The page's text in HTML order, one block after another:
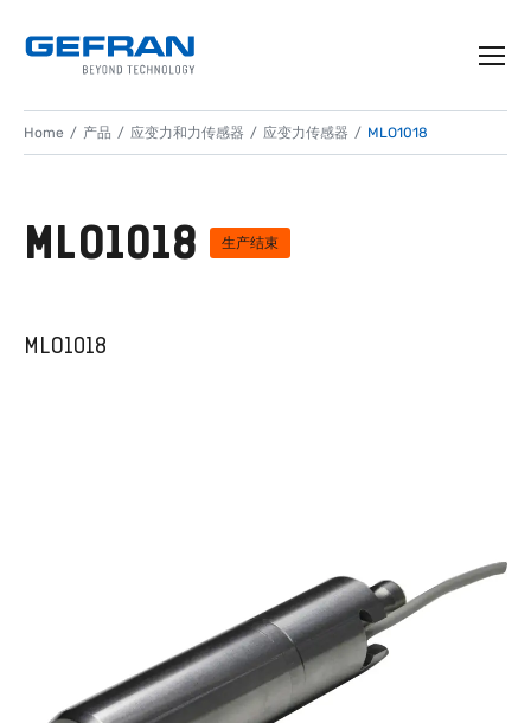
Home 产品 应变力和力传感器 应变力传感器 MLO1018
MLO1018 生产结束
MLO1018